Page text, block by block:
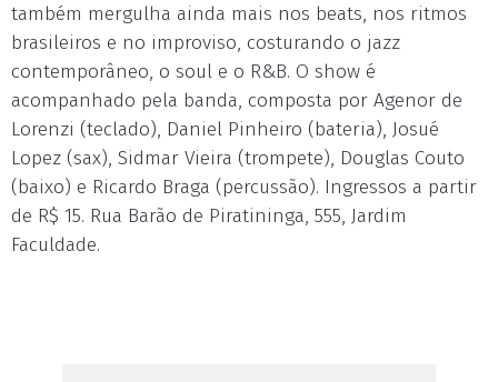
também mergulha ainda mais nos beats, nos ritmos
brasileiros e no improviso, costurando o jazz
contemporâneo, o soul e o R&B. O show é
acompanhado pela banda, composta por Agenor de
Lorenzi (teclado), Daniel Pinheiro (bateria), Josué
Lopez (sax), Sidmar Vieira (trompete), Douglas Couto
(baixo) e Ricardo Braga (percussão). Ingressos a partir
de R$ 15. Rua Barão de Piratininga, 555, Jardim
Faculdade.